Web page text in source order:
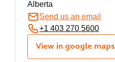
Alberta
Send us an email
+1 403 270 5600
View in google maps